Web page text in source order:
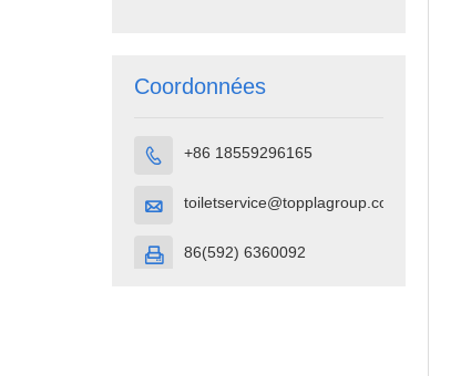
HDPE
Coordonnées
 +86 18559296165
 toiletservice@topplagroup.com
 86(592) 6360092